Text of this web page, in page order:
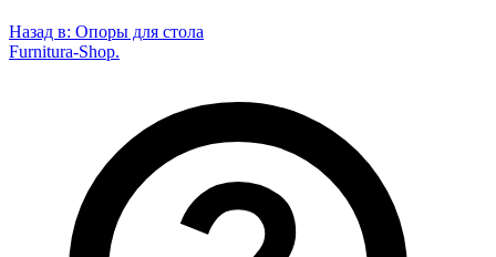
Назад в: Опоры для стола
Furnitura-Shop.